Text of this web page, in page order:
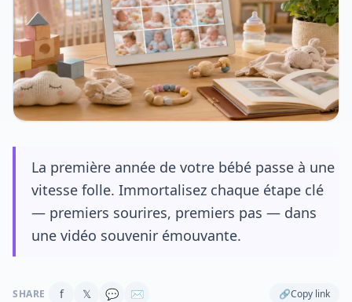
La première année de votre bébé passe à une
vitesse folle. Immortalisez chaque étape clé
— premiers sourires, premiers pas — dans
une vidéo souvenir émouvante.
SHARE f 𝕏 💬 ✉ 🔗Copy link